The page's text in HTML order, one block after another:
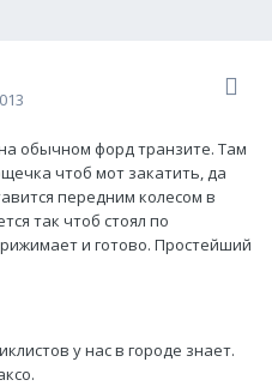
обычном форд транзите. Там
чтоб мот закатить, да
передним колесом в
так чтоб стоял по
и готово. Простейший
у нас в городе знает.